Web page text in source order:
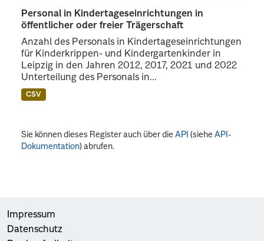
Personal in Kindertageseinrichtungen in
öffentlicher oder freier Trägerschaft
Anzahl des Personals in Kindertageseinrichtungen
für Kinderkrippen- und Kindergartenkinder in
Leipzig in den Jahren 2012, 2017, 2021 und 2022
Unterteilung des Personals in...
CSV
Sie können dieses Register auch über dieAPI (sieheAPI-
Dokumentation) abrufen.
Impressum
Datenschutz